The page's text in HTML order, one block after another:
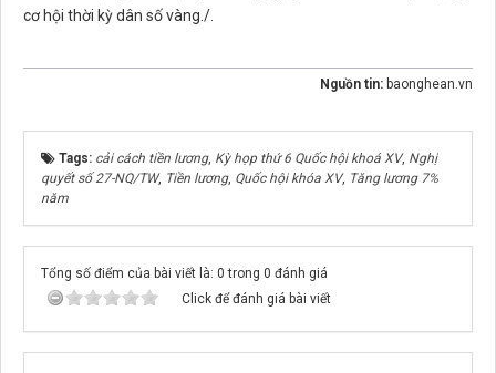
cơ hội thời kỳ dân số vàng./.
Nguồn tin: baonghean.vn
Tags: cải cách tiền lương, Kỳ họp thứ 6 Quốc hội khoá XV, Nghị
quyết số 27-NQ/TW, Tiền lương, Quốc hội khóa XV, Tăng lương 7%
năm
Tổng số điểm của bài viết là: 0 trong 0 đánh giá
Click để đánh giá bài viết